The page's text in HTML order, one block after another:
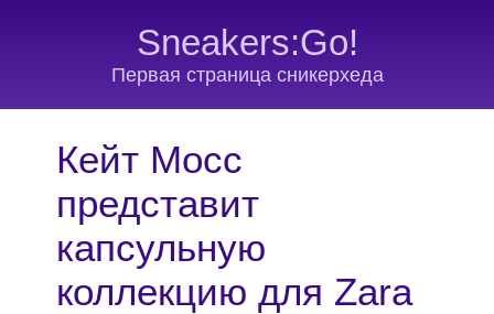
Sneakers:Go!
Первая страница сникерхеда
Кейт Мосс
представит
капсульную
коллекцию для Zara